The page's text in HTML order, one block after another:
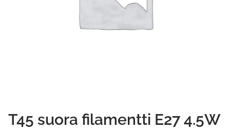
T45 suora filamentti E27 4.5W